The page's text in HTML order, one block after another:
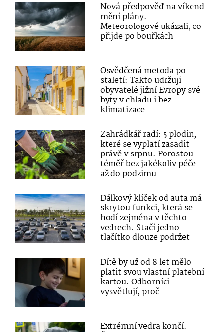
Nová předpověď na víkend
mění plány.
Meteorologové ukázali, co
přijde po bouřkách
Osvědčená metoda po
staletí: Takto udržují
obyvatelé jižní Evropy své
byty v chladu i bez
klimatizace
Zahrádkář radí: 5 plodin,
které se vyplatí zasadit
právě v srpnu. Porostou
téměř bez jakékoliv péče
až do podzimu
Dálkový klíček od auta má
skrytou funkci, která se
hodí zejména v těchto
vedrech. Stačí jedno
tlačítko dlouze podržet
Dítě by už od 8 let mělo
platit svou vlastní platební
kartou. Odborníci
vysvětlují, proč
Extrémní vedra končí.